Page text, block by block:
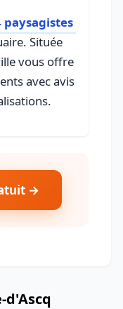
paysagistes
Située
vous offre
avec avis
→
d'Ascq